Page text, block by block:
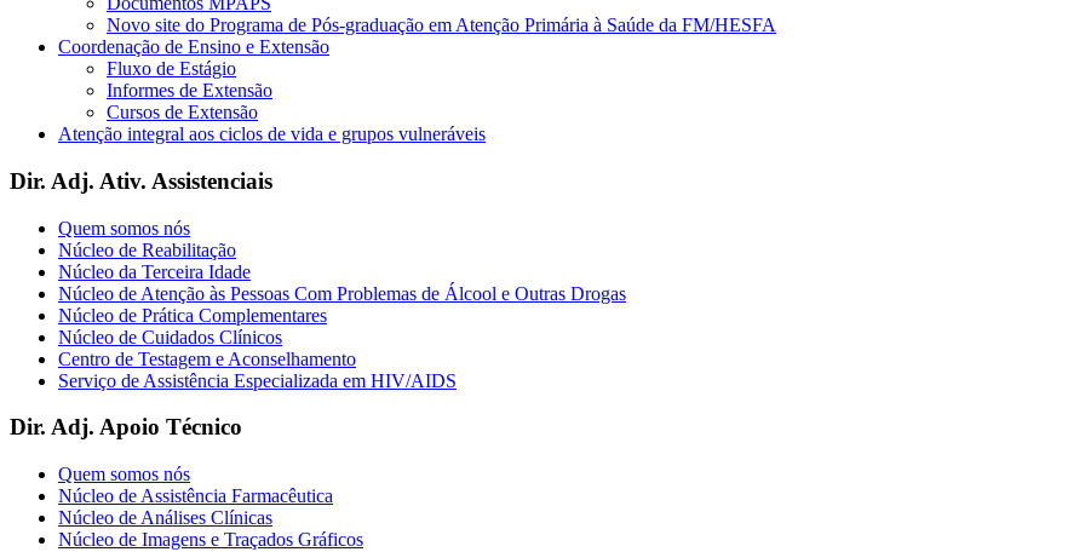
Novo site do Programa de Pós-graduação em Atenção Primária à Saúde da FM/HESFA
Coordenação de Ensino e Extensão
Fluxo de Estágio
Informes de Extensão
Cursos de Extensão
Atenção integral aos ciclos de vida e grupos vulneráveis
Dir. Adj. Ativ. Assistenciais
Quem somos nós
Núcleo de Reabilitação
Núcleo da Terceira Idade
Núcleo de Atenção às Pessoas Com Problemas de Álcool e Outras Drogas
Núcleo de Prática Complementares
Núcleo de Cuidados Clínicos
Centro de Testagem e Aconselhamento
Serviço de Assistência Especializada em HIV/AIDS
Dir. Adj. Apoio Técnico
Quem somos nós
Núcleo de Assistência Farmacêutica
Núcleo de Análises Clínicas
Núcleo de Imagens e Traçados Gráficos